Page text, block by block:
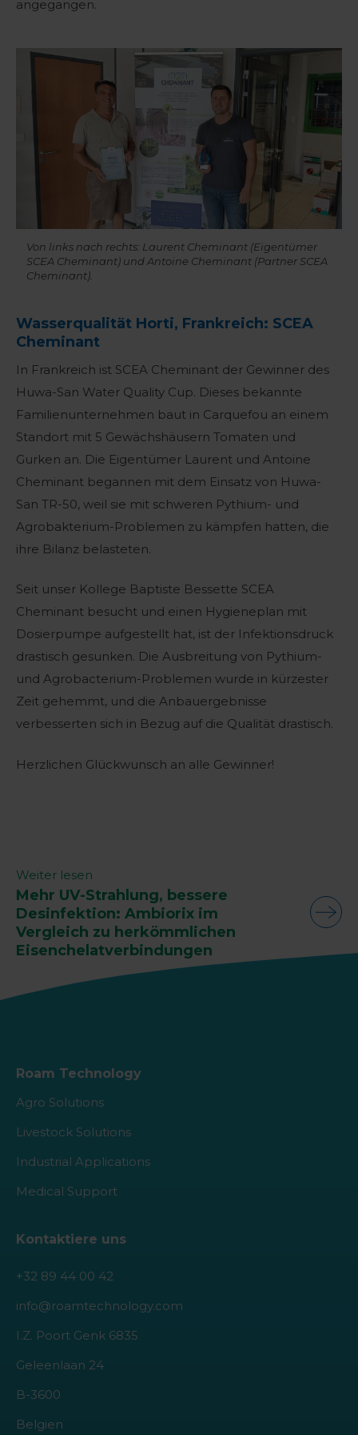
angegangen.
Von links nach rechts: Laurent Cheminant (Eigentümer
SCEA Cheminant) und Antoine Cheminant (Partner SCEA
Cheminant).
Wasserqualität Horti, Frankreich: SCEA
Cheminant
In Frankreich ist SCEA Cheminant der Gewinner des
Huwa-San Water Quality Cup. Dieses bekannte
Familienunternehmen baut in Carquefou an einem
Standort mit 5 Gewächshäusern Tomaten und
Gurken an. Die Eigentümer Laurent und Antoine
Cheminant begannen mit dem Einsatz von Huwa-
San TR-50, weil sie mit schweren Pythium- und
Agrobakterium-Problemen zu kämpfen hatten, die
ihre Bilanz belasteten.
Seit unser Kollege Baptiste Bessette SCEA
Cheminant besucht und einen Hygieneplan mit
Dosierpumpe aufgestellt hat, ist der Infektionsdruck
drastisch gesunken. Die Ausbreitung von Pythium-
und Agrobacterium-Problemen wurde in kürzester
Zeit gehemmt, und die Anbauergebnisse
verbesserten sich in Bezug auf die Qualität drastisch.
Herzlichen Glückwunsch an alle Gewinner!
Weiter lesen
Mehr UV-Strahlung, bessere
Desinfektion: Ambiorix im
Vergleich zu herkömmlichen
Eisenchelatverbindungen
Roam Technology
Agro Solutions
Livestock Solutions
Industrial Applications
Medical Support
Kontaktiere uns
+32 89 44 00 42
info@roamtechnology.com
I.Z. Poort Genk 6835
Geleenlaan 24
B-3600
Belgien